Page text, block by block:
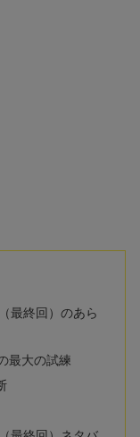
最終回）のあら
最大の試練